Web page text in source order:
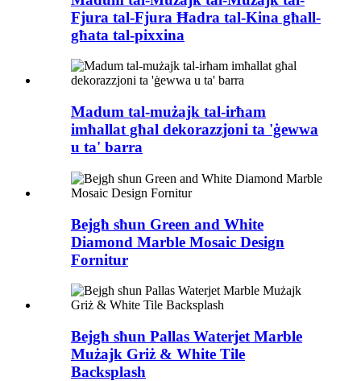
Fjura tal-Fjura Ħadra tal-Kina għall-
għata tal-pixxina
Madum tal-mużajk tal-irħam
imħallat għal dekorazzjoni ta 'ġewwa
u ta' barra
Bejgħ sħun Green and White
Diamond Marble Mosaic Design
Fornitur
Bejgħ sħun Pallas Waterjet Marble
Mużajk Griż & White Tile
Backsplash